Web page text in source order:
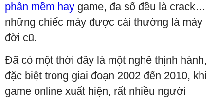
phần mềm hay game, đa số đều là crack…
những chiếc máy được cài thường là máy
đời cũ.
Đã có một thời đây là một nghề thịnh hành,
đặc biệt trong giai đoạn 2002 đến 2010, khi
game online xuất hiện, rất nhiều người